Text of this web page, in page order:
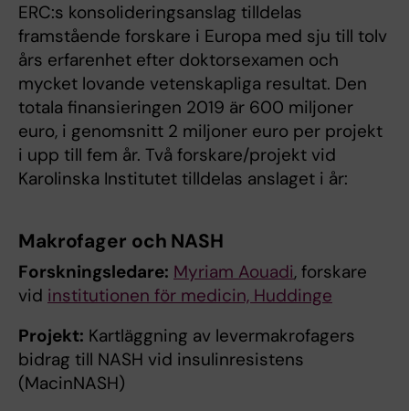
ERC:s konsolideringsanslag tilldelas
framstående forskare i Europa med sju till tolv
års erfarenhet efter doktorsexamen och
mycket lovande vetenskapliga resultat. Den
totala finansieringen 2019 är 600 miljoner
euro, i genomsnitt 2 miljoner euro per projekt
i upp till fem år. Två forskare/projekt vid
Karolinska Institutet tilldelas anslaget i år:
Makrofager och NASH
Forskningsledare: Myriam Aouadi, forskare
vid institutionen för medicin, Huddinge
Projekt: Kartläggning av levermakrofagers
bidrag till NASH vid insulinresistens
(MacinNASH)